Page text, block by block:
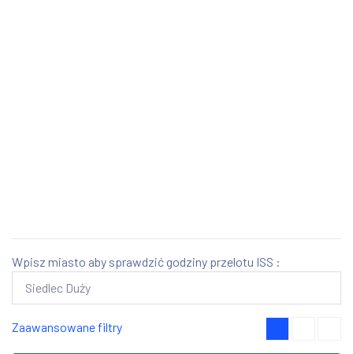
Wpisz miasto aby sprawdzić godziny przelotu ISS :
Zaawansowane filtry